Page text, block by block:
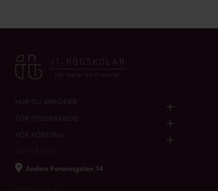
Anders Personsgatan 14